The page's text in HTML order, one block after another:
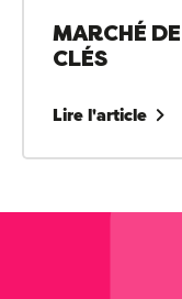
MARCHÉ
CLÉS
Lire l'article